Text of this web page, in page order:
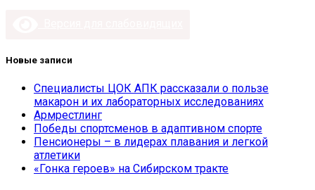
Новые записи
Специалисты ЦОК АПК рассказали о пользе
макарон и их лабораторных исследованиях
Армрестлинг
Победы спортсменов в адаптивном спорте
Пенсионеры – в лидерах плавания и легкой
атлетики
«Гонка героев» на Сибирском тракте